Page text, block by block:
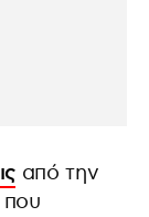
από την
που